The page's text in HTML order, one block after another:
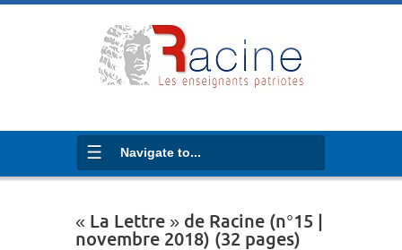
Navigate to...
« La Lettre » de Racine (n°15 |
novembre 2018) (32 pages)